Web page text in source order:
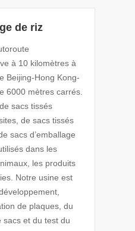
de riz
à 10 kilomètres à
Beijing-Hong Kong-
6000 mètres carrés.
sacs tissés
de sacs tissés
sacs d’emballage
dans les
les produits
Notre usine est
de plaques, du
sacs et du test du